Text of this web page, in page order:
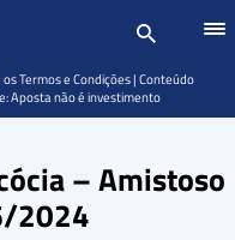
– Amistoso
2024
Termos e Condições | Conteúdo
Aposta não é investimento